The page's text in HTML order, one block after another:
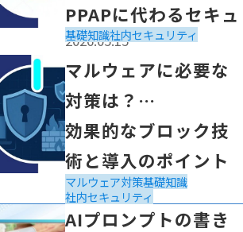
2026.05.15
PPAPに代わるセキュ
アファイル共有
基礎知識社内セキュリティ
な対策は？
と導入のポイント」の記事を読む
2026.05.15
マルウェアに必要な
対策は？
効果的なブロック技
術と導入のポイント
マルウェア対策基礎知識
社内セキュリティ
き方とは？基本から実践的なコツまで
AIプロンプトの書き